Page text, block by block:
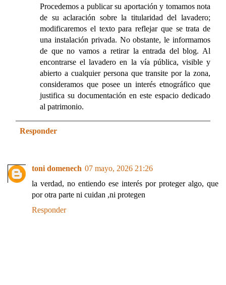
Procedemos a publicar su aportación y tomamos nota
de su aclaración sobre la titularidad del lavadero;
modificaremos el texto para reflejar que se trata de
una instalación privada. No obstante, le informamos
de que no vamos a retirar la entrada del blog. Al
encontrarse el lavadero en la vía pública, visible y
abierto a cualquier persona que transite por la zona,
consideramos que posee un interés etnográfico que
justifica su documentación en este espacio dedicado
al patrimonio.
Responder
toni domenech 07 mayo, 2026 21:26
la verdad, no entiendo ese interés por proteger algo, que
por otra parte ni cuidan ,ni protegen
Responder